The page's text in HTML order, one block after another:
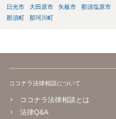
日光市
大田原市 矢板市 那須塩原市
那須町
那珂川町
ココナラ法律相談について
ココナラ法律相談とは
法律Q&A